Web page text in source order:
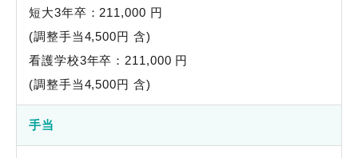
短大3年卒：211,000 円
(調整手当4,500円 含)
看護学校3年卒：211,000 円
(調整手当4,500円 含)
手当